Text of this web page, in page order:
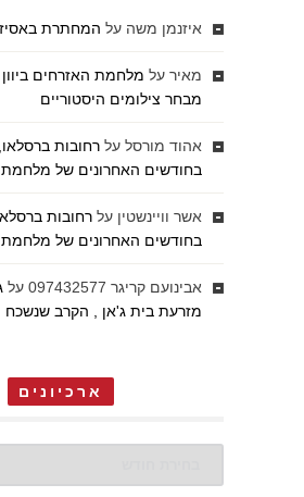
איזנמן משה על המחתרת
מאיר על
מבחר צילומים היסטוריים
אהוד מורסל על רחובות
בחודשים האחרונים של מלחמת
אשר וויינשטין על רחובות
בחודשים האחרונים של מלחמת
אבינועם קריגר 097432577 על
מזרעת בית ג'אן , הקרב שנשכח
ארכיונים